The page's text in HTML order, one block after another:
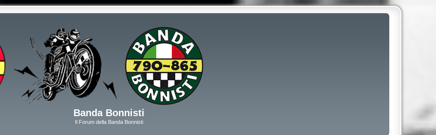
Banda Bonnisti
Il Forum della Banda Bonnisti